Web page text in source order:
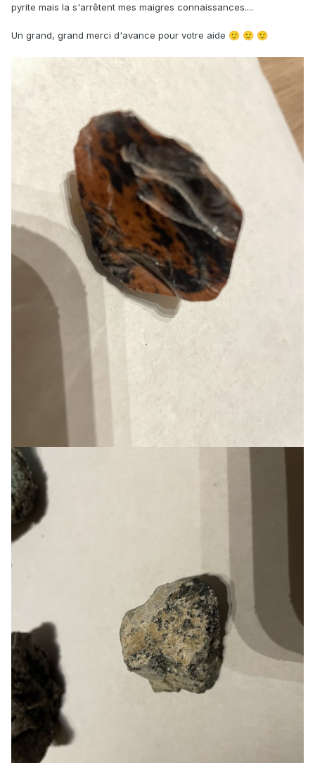
pyrite mais la s'arrêtent mes maigres connaissances....
Un grand, grand merci d'avance pour votre aide 🙂 🙂 🙂